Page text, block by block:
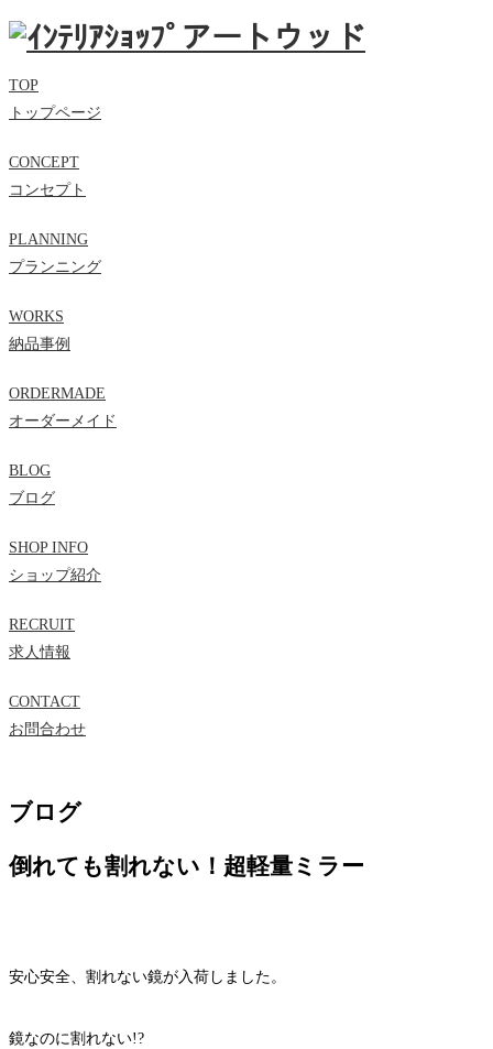
TOP
トップページ
CONCEPT
コンセプト
PLANNING
プランニング
WORKS
納品事例
ORDERMADE
オーダーメイド
BLOG
ブログ
SHOP INFO
ショップ紹介
RECRUIT
求人情報
CONTACT
お問合わせ
ブログ
倒れても割れない！超軽量ミラー
安心安全、割れない鏡が入荷しました。
鏡なのに割れない!?